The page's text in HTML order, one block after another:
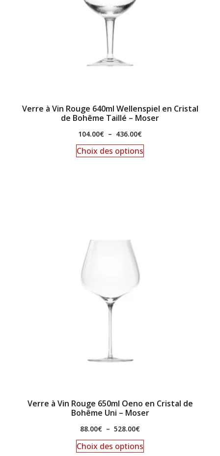
Verre à Vin Rouge 640ml Wellenspiel en Cristal
de Bohême Taillé – Moser
104.00€ – 436.00€
Choix des options
Verre à Vin Rouge 650ml Oeno en Cristal de
Bohême Uni – Moser
88.00€ – 528.00€
Choix des options